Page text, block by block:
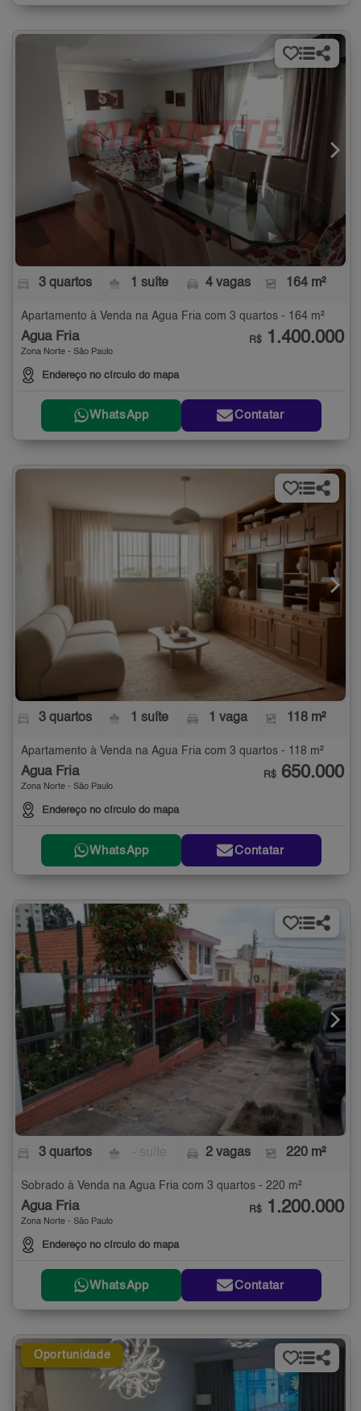
3 quartos 1 suíte 4 vagas 164 m²
Apartamento à Venda na Água Fria com 3 quartos - 164 m²
Água Fria
Zona Norte - São Paulo
Endereço no círculo do mapa
R$ 1.400.000
WhatsApp Contatar
3 quartos 1 suíte 1 vaga 118 m²
Apartamento à Venda na Água Fria com 3 quartos - 118 m²
Água Fria
Zona Norte - São Paulo
Endereço no círculo do mapa
R$ 650.000
WhatsApp Contatar
3 quartos 2 vagas 220 m²
Sobrado à Venda na Água Fria com 3 quartos - 220 m²
Água Fria
Zona Norte - São Paulo
Endereço no círculo do mapa
R$ 1.200.000
WhatsApp Contatar
Oportunidade